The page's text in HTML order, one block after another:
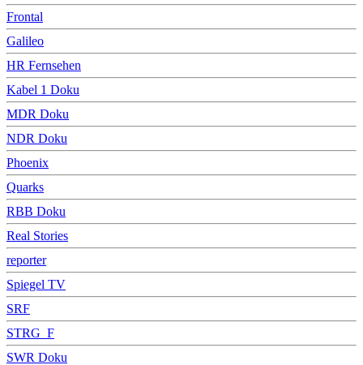
Frontal
Galileo
HR Fernsehen
Kabel 1 Doku
MDR Doku
NDR Doku
Phoenix
Quarks
RBB Doku
Real Stories
reporter
Spiegel TV
SRF
STRG_F
SWR Doku